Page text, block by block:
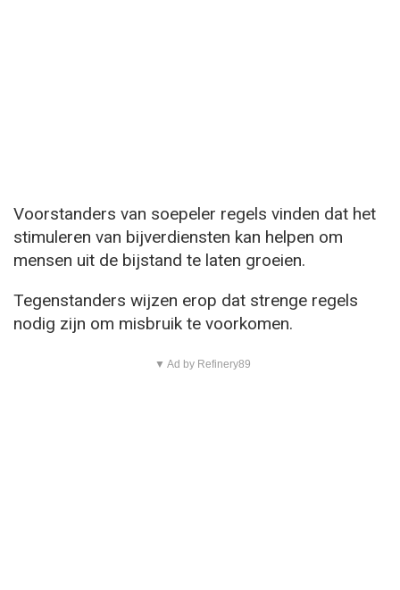
Voorstanders van soepeler regels vinden dat het
stimuleren van bijverdiensten kan helpen om
mensen uit de bijstand te laten groeien.
Tegenstanders wijzen erop dat strenge regels
nodig zijn om misbruik te voorkomen.
▼ Ad by Refinery89